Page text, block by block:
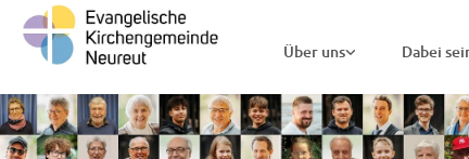
Über uns Dabei